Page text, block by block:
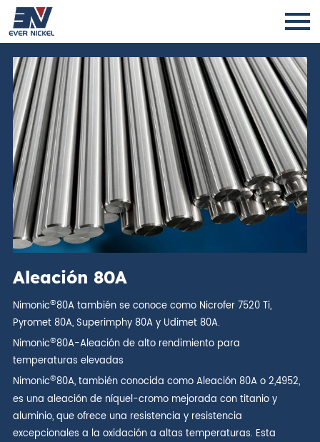
Aleación 80A
Nimonic®80A también se conoce como Nicrofer 7520 Ti,
Pyromet 80A, Superimphy 80A y Udimet 80A.
Nimonic®80A-Aleación de alto rendimiento para
temperaturas elevadas
Nimonic®80A, también conocida como Aleación 80A o 2,4952,
es una aleación de níquel-cromo mejorada con titanio y
aluminio, que ofrece una resistencia y resistencia
excepcionales a la oxidación a altas temperaturas. Esta